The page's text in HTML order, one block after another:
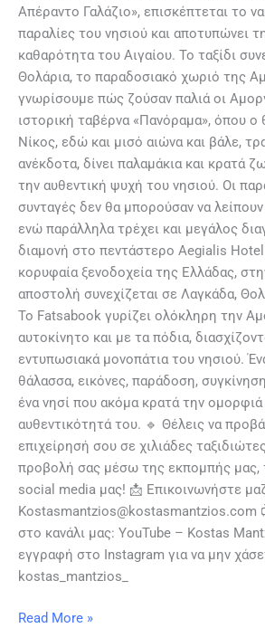
Απέραντο Γαλάζιο», επισκέπτεται το
παραλίες του νησιού και αποτυπώνει
καθαρότητα του Αιγαίου. Το ταξίδι
Θολάρια, το παραδοσιακό χωριό της
γνωρίσουμε πώς ζούσαν παλιά οι
ιστορική ταβέρνα «Πανόραμα», όπου
Νίκος, εδώ και μισό αιώνα και βάλε,
ανέκδοτα, δίνει παλαμάκια και κρατά
την αυθεντική ψυχή του νησιού. Οι
συνταγές δεν θα μπορούσαν να
ενώ παράλληλα τρέχει και μεγάλος
διαμονή στο πεντάστερο Aegialis
κορυφαία ξενοδοχεία της Ελλάδας,
αποστολή συνεχίζεται σε Λαγκάδα,
Το Fatsabook γυρίζει ολόκληρη την
αυτοκίνητο και με τα πόδια,
εντυπωσιακά μονοπάτια του νησιού.
θάλασσα, εικόνες, παράδοση,
ένα νησί που ακόμα κρατά την ομορφιά
αυθεντικότητά του. 🔹 Θέλεις να
επιχείρησή σου σε χιλιάδες
προβολή σας μέσω της εκπομπής μας,
social media μας! 📩 Επικοινωνήστε
Kostasmantzios@kostasmantzios.com
στο κανάλι μας: YouTube – Kostas
εγγραφή στο Instagram για να μην
kostas_mantzios_
Read More »